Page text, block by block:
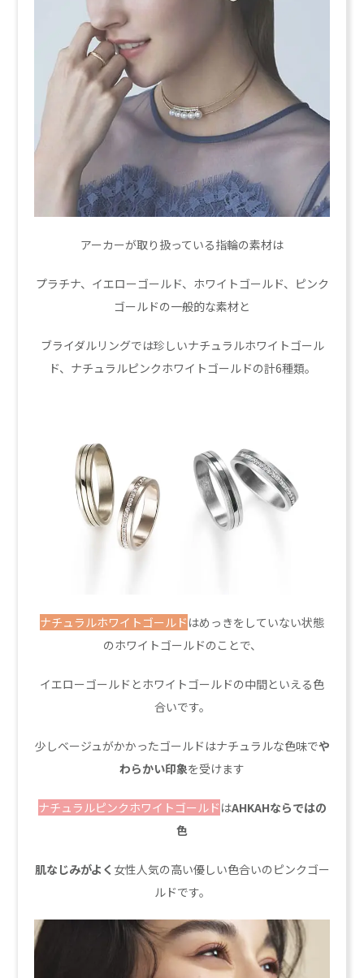
アーカーが取り扱っている指輪の素材は
プラチナ、イエローゴールド、ホワイトゴールド、ピンク
ゴールドの一般的な素材と
ブライダルリングでは珍しいナチュラルホワイトゴール
ド、ナチュラルピンクホワイトゴールドの計6種類。
ナチュラルホワイトゴールド はめっきをしていない状態
のホワイトゴールドのことで、
イエローゴールドとホワイトゴールドの中間といえる色
合いです。
少しベージュがかかったゴールドはナチュラルな色味でや
わらかい印象を受けます
ナチュラルピンクホワイトゴールド はAHKAHならではの
色
肌なじみがよく 女性人気の高い優しい色合いのピンクゴー
ルドです。